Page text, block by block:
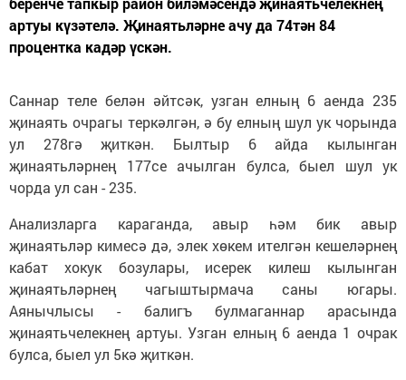
артуы күзәтелә. Җинаятьләрне ачу да 74тән 84
процентка кадәр үскән.
Саннар теле белән әйтсәк, узган елның 6 аенда 235
җинаять очрагы теркәлгән, ә бу елның шул ук чорында
ул 278гә җиткән. Былтыр 6 айда кылынган
җинаятьләрнең 177се ачылган булса, быел шул ук
чорда ул сан - 235.
Анализларга караганда, авыр һәм бик авыр
җинаятьләр кимесә дә, элек хөкем ителгән кешеләрнең
кабат хокук бозулары, исерек килеш кылынган
җинаятьләрнең чагыштырмача саны югары.
Аянычлысы - балигъ булмаганнар арасында
җинаятьчелекнең артуы. Узган елның 6 аенда 1 очрак
булса, быел ул 5кә җиткән.